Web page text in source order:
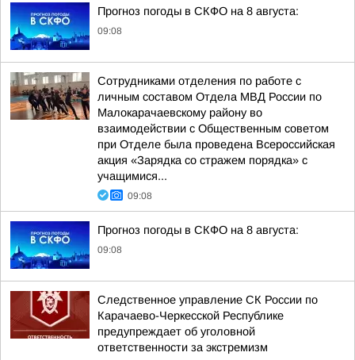
Прогноз погоды в СКФО на 8 августа:
09:08
Сотрудниками отделения по работе с
личным составом Отдела МВД России по
Малокарачаевскому району во
взаимодействии с Общественным советом
при Отделе была проведена Всероссийская
акция «Зарядка со стражем порядка» с
учащимися...
09:08
Прогноз погоды в СКФО на 8 августа:
09:08
Следственное управление СК России по
Карачаево-Черкесской Республике
предупреждает об уголовной
ответственности за экстремизм